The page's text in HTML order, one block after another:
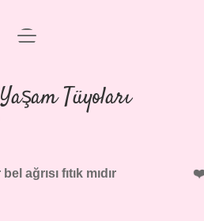
Anasayfa
Politikası
Uyarı
menüyü
Tüyoları
bel ağrısı fıtık mıdır